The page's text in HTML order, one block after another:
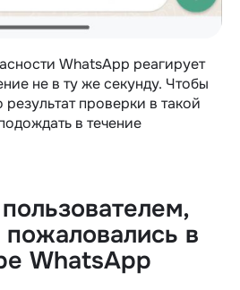
WhatsApp реагирует
не в ту же секунду. Чтобы
проверки в такой
в течение
пожаловались в
WhatsApp